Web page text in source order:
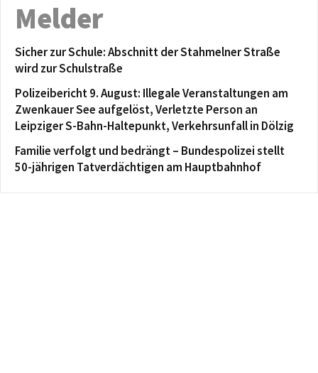
Melder
Sicher zur Schule: Abschnitt der Stahmelner Straße
wird zur Schulstraße
Polizeibericht 9. August: Illegale Veranstaltungen am
Zwenkauer See aufgelöst, Verletzte Person an
Leipziger S-Bahn-Haltepunkt, Verkehrsunfall in Dölzig
Familie verfolgt und bedrängt – Bundespolizei stellt
50-jährigen Tatverdächtigen am Hauptbahnhof